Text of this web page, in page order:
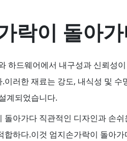
락이 돌아
하드웨어에서 내구성과 신뢰성
이러한 재료는 강도, 내식성 및
계되었습니다.
돌아가다 직관적인 디자인과 손
합하다.이것 엄지손가락이 돌아